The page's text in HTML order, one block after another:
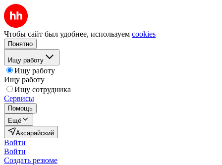
Чтобы сайт был удобнее, используем cookies
Понятно
Ищу работу
Ищу работу
Ищу работу
Ищу сотрудника
Сервисы
Помощь
Ещё
Аксарайский
Войти
Войти
Создать резюме